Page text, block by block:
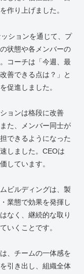
作り上げました。
ションを通じて、プ
状態や各メンバーの
コーチは「今週、最
善できる点は？」と
促進しました。
ョンは格段に改善
た、メンバー同士が
できるようになった
しました。CEOは
しています。
ビルディングは、製
業態で効果を発揮し
なく、継続的な取り
いくことです。
、チームの一体感を
引き出し、組織全体